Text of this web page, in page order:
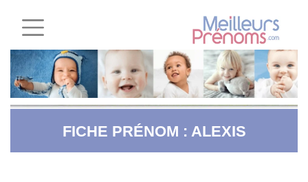
FICHE PRÉNOM : ALEXIS